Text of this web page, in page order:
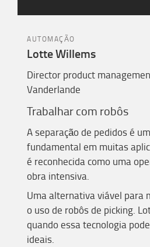
AUTOMAÇÃO
Lotte Willems
Director product
Vanderlande
Trabalharcom robôs
A separação de pedidos é
fundamental em muitas
é reconhecida como uma
obra intensiva.
Uma alternativa viável para
o uso de robôs de picking.
quando essa tecnologia
ideais.